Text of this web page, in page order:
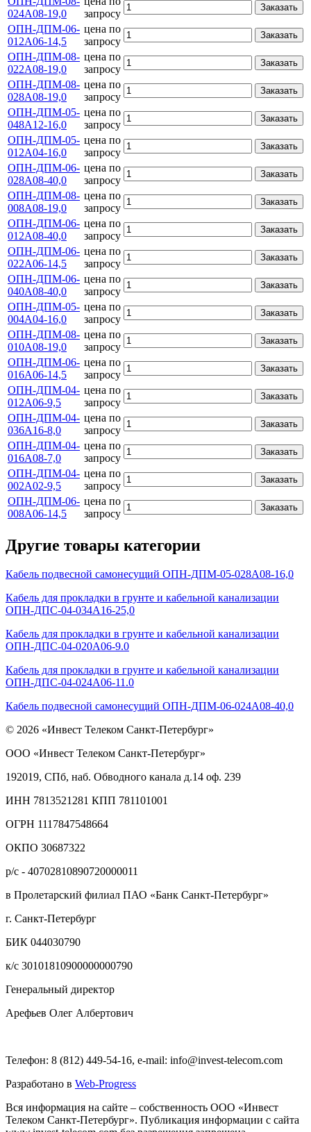
024А08-19,0
запросу
Заказать
ОПН-ДПМ-06-
012А06-14,5
цена по
запросу
Заказать
ОПН-ДПМ-08-
022А08-19,0
цена по
запросу
Заказать
ОПН-ДПМ-08-
028А08-19,0
цена по
запросу
Заказать
ОПН-ДПМ-05-
048А12-16,0
цена по
запросу
Заказать
ОПН-ДПМ-05-
012А04-16,0
цена по
запросу
Заказать
ОПН-ДПМ-06-
028А08-40,0
цена по
запросу
Заказать
ОПН-ДПМ-08-
008А08-19,0
цена по
запросу
Заказать
ОПН-ДПМ-06-
012А08-40,0
цена по
запросу
Заказать
ОПН-ДПМ-06-
022А06-14,5
цена по
запросу
Заказать
ОПН-ДПМ-06-
040А08-40,0
цена по
запросу
Заказать
ОПН-ДПМ-05-
004А04-16,0
цена по
запросу
Заказать
ОПН-ДПМ-08-
010А08-19,0
цена по
запросу
Заказать
ОПН-ДПМ-06-
016А06-14,5
цена по
запросу
Заказать
ОПН-ДПМ-04-
012А06-9,5
цена по
запросу
Заказать
ОПН-ДПМ-04-
036А16-8,0
цена по
запросу
Заказать
ОПН-ДПМ-04-
016А08-7,0
цена по
запросу
Заказать
ОПН-ДПМ-04-
002А02-9,5
цена по
запросу
Заказать
ОПН-ДПМ-06-
008А06-14,5
цена по
запросу
Заказать
Другие товары категории
Кабель подвесной самонесущий ОПН-ДПМ-05-028А08-16,0
Кабель для прокладки в грунте и кабельной канализации
ОПН-ДПС-04-034А16-25,0
Кабель для прокладки в грунте и кабельной канализации
ОПН-ДПС-04-020А06-9.0
Кабель для прокладки в грунте и кабельной канализации
ОПН-ДПС-04-024А06-11.0
Кабель подвесной самонесущий ОПН-ДПМ-06-024А08-40,0
© 2026 «Инвест Телеком Санкт-Петербург»
ООО «Инвест Телеком Санкт-Петербург»
192019, СПб, наб. Обводного канала д.14 оф. 239
ИНН 7813521281 КПП 781101001
ОГРН 1117847548664
ОКПО 30687322
р/с - 40702810890720000011
в Пролетарский филиал ПАО «Банк Санкт-Петербург»
г. Санкт-Петербург
БИК 044030790
к/с 30101810900000000790
Генеральный директор
Арефьев Олег Албертович
Телефон: 8 (812) 449-54-16, e-mail: info@invest-telecom.com
Разработано в Web-Progress
Вся информация на сайте – собственность ООО «Инвест
Телеком Санкт-Петербург». Публикация информации с сайта